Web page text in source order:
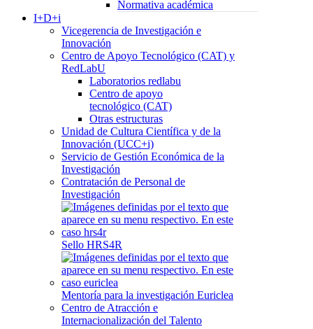
Normativa académica
I+D+i
Vicegerencia de Investigación e
Innovación
Centro de Apoyo Tecnológico (CAT) y
RedLabU
Laboratorios redlabu
Centro de apoyo
tecnológico (CAT)
Otras estructuras
Unidad de Cultura Científica y de la
Innovación (UCC+i)
Servicio de Gestión Económica de la
Investigación
Contratación de Personal de
Investigación
Sello HRS4R
Mentoría para la investigación Euriclea
Centro de Atracción e
Internacionalización del Talento